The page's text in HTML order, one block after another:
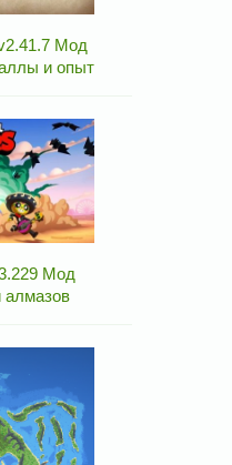
Мод
и опыт
Мод
алмазов